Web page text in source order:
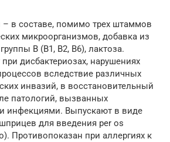
в составе, помимо трех штаммов
микроорганизмов, добавка из
B (B1, B2, B6), лактоза.
дисбактериозах, нарушениях
вследствие различных
инвазий, в восстановительный
патологий, вызванных
инфекциями. Выпускают в виде
для введения per os
Противопоказан при аллергиях к